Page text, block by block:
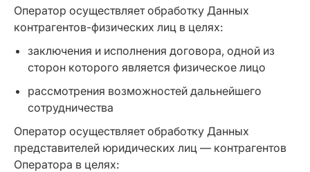
Оператор осуществляет обработку Данных
контрагентов-физических лиц в целях:
заключения и исполнения договора, одной из
сторон которого является физическое лицо
рассмотрения возможностей дальнейшего
сотрудничества
Оператор осуществляет обработку Данных
представителей юридических лиц — контрагентов
Оператора в целях: